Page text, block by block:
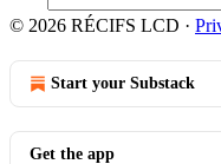
© 2026 RÉCIFS LCD ·
Start your Substack
Get the app